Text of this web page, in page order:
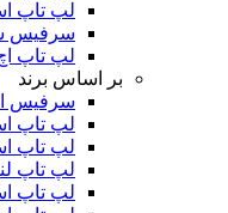
لپ تاپ
سرفیس
لپ تاپ
بر اساس برند
سرفیس
لپ تاپ
لپ تاپ
لپ تاپ
لپ تاپ